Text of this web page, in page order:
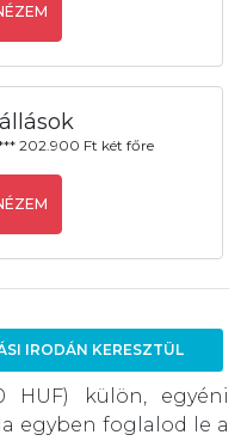
202.900 Ft két főre
IRODÁN KERESZTÜL
HUF) külön, egyéni
egyben foglalod le a